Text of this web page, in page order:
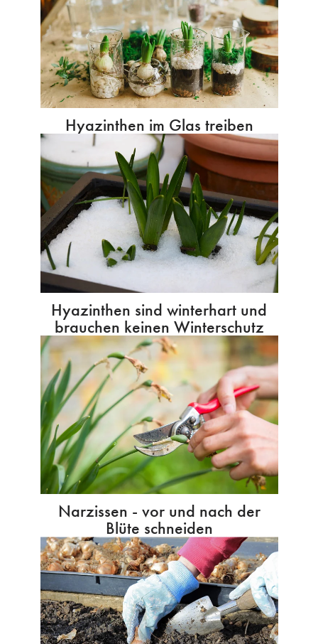
Hyazinthen im Glas treiben
Hyazinthen sind winterhart und
brauchen keinen Winterschutz
Narzissen - vor und nach der
Blüte schneiden